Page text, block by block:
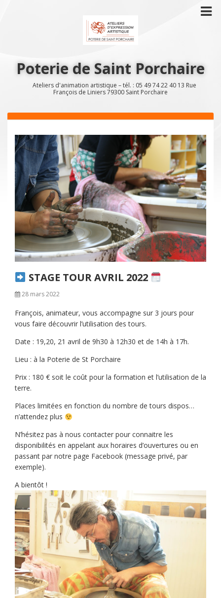
Poterie de Saint Porchaire
Ateliers d'animation artistique – tél. : 05 49 74 22 40 13 Rue
François de Liniers 79300 Saint Porchaire
STAGE TOUR AVRIL 2022
28 mars 2022
François, animateur, vous accompagne sur 3 jours pour
vous faire découvrir l’utilisation des tours.
Date : 19,20, 21 avril de 9h30 à 12h30 et de 14h à 17h.
Lieu : à la Poterie de St Porchaire
Prix : 180 € soit le coût pour la formation et l’utilisation de la
terre.
Places limitées en fonction du nombre de tours dispos…
n’attendez plus
N’hésitez pas à nous contacter pour connaitre les
disponibilités en appelant aux horaires d’ouvertures ou en
passant par notre page Facebook (message privé, par
exemple).
A bientôt !